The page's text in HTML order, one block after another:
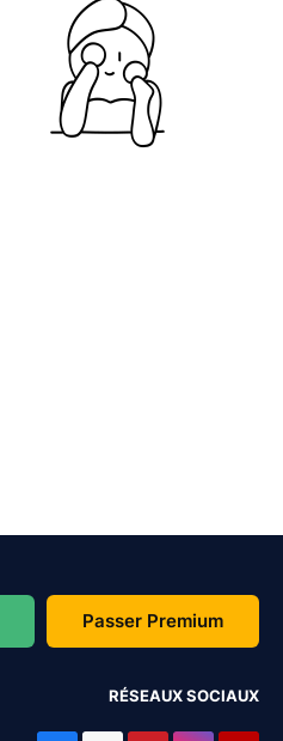
Passer Premium
RÉSEAUX SOCIAUX